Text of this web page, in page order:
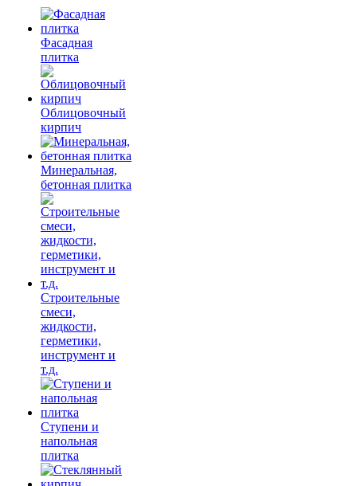
Фасадная
плитка
Облицовочный
кирпич
Минеральная,
бетонная плитка
Строительные
смеси,
жидкости,
герметики,
инструмент и
т.д.
Ступени и
напольная
плитка